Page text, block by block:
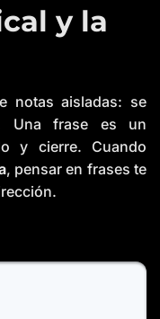
y la
notas aisladas: se
Una frase es un
y cierre. Cuando
, pensar en frases te